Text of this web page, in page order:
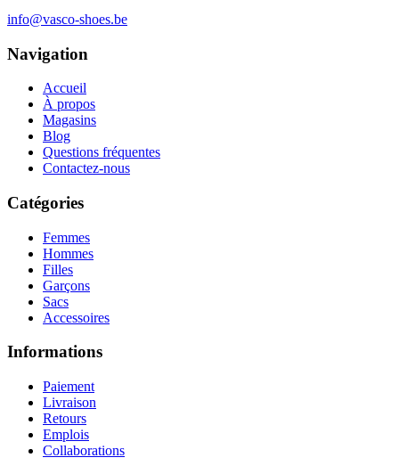
info@vasco-shoes.be
Navigation
Accueil
À propos
Magasins
Blog
Questions fréquentes
Contactez-nous
Catégories
Femmes
Hommes
Filles
Garçons
Sacs
Accessoires
Informations
Paiement
Livraison
Retours
Emplois
Collaborations